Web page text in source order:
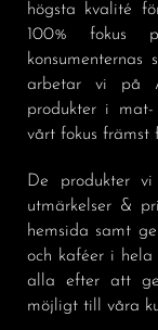
högsta kvalité
100% fokus
arbetar vi på
produkter i mat-
vårt fokus främst
De produkter
utmärkelser &
hemsida samt
och kaféer i
alla efter att
möjligt till våra